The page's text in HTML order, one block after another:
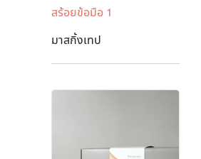
สร้อยข้อมือ 1
มาสกิ้งเทป